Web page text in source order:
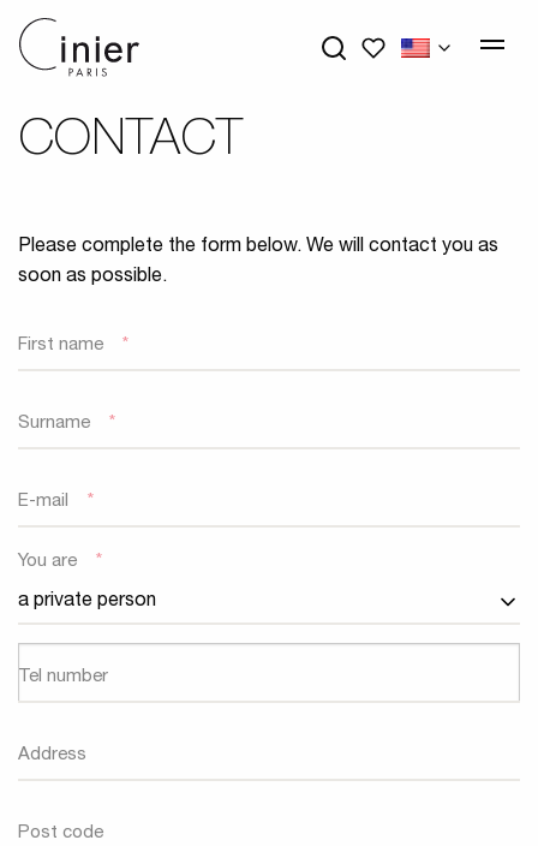
My wishlists
CONTACT
Please complete the form below. We will contact you as
soon as possible.
First name *
Surname *
E-mail *
You are *
Tel number
Address
Post code